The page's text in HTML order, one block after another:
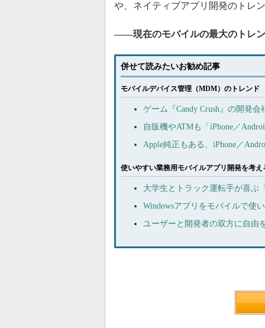
や、ネイティブアプリ開発のトレ
――現在のモバイルの最大のトレ
併せて読みたいお勧め記事
モバイルデバイス管理（MDM）のトレンド
ゲーム『Candy Crush』の開発
自販機やATMも「iPhone／
Apple純正もある、iPhone／
使いやすい業務用モバイルアプリ開発を考え
大学生とトラック運転手が喜ぶ
Windowsアプリをモバイルで使
ユーザーと開発者の双方に自由